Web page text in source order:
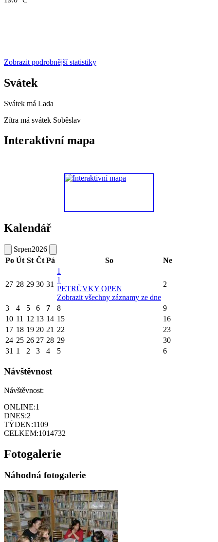
Zobrazit podrobnější statistiky
Svátek
Svátek má Lada
Zítra má svátek Soběslav
Interaktivní mapa
Kalendář
Srpen2026
Po Út St Čt Pá So Ne
27 28 29 30 31
1
1
PETRŮVKY OPEN
Zobrazit všechny záznamy ze dne
2
3 4 5 6 7 8
9
10 11 12 13 14 15
16
17 18 19 20 21 22
23
24 25 26 27 28 29
30
31 1 2 3 4 5 6
Návštěvnost
Návštěvnost:
ONLINE:1
DNES:2
TÝDEN:1109
CELKEM:1014732
Fotogalerie
Náhodná fotogalerie